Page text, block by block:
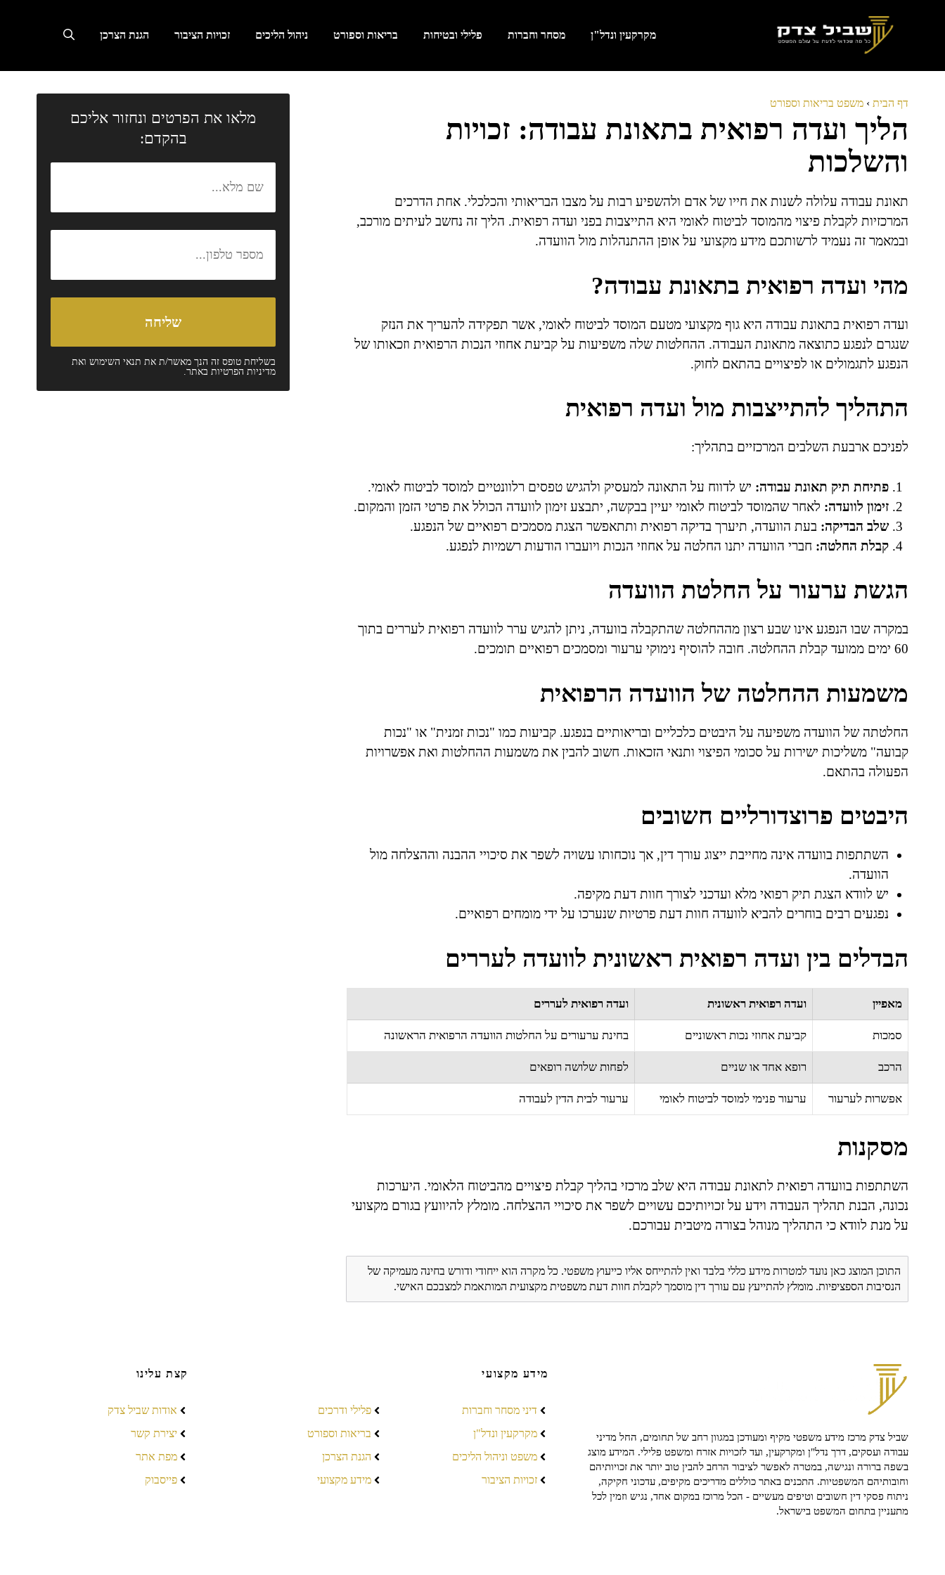
מקרקעין ונדל"ן מסחר וחברות פלילי ובטיחות בריאות וספורט ניהול הליכים זכויות הציבור הגנת הצרכן
דף הבית › משפט בריאות וספורט
הליך ועדה רפואית בתאונת עבודה: זכויות
והשלכות
תאונת עבודה עלולה לשנות את חייו של אדם ולהשפיע רבות על מצבו הבריאותי והכלכלי. אחת הדרכים
המרכזיות לקבלת פיצוי מהמוסד לביטוח לאומי היא התייצבות בפני ועדה רפואית. הליך זה נחשב לעיתים מורכב,
ובמאמר זה נעמיד לרשותכם מידע מקצועי על אופן ההתנהלות מול הוועדה.
מהי ועדה רפואית בתאונת עבודה?
ועדה רפואית בתאונת עבודה היא גוף מקצועי מטעם המוסד לביטוח לאומי, אשר תפקידה להעריך את הנזק
שנגרם לנפגע כתוצאה מתאונת העבודה. ההחלטות שלה משפיעות על קביעת אחוזי הנכות הרפואית וזכאותו של
הנפגע לתגמולים או לפיצויים בהתאם לחוק.
התהליך להתייצבות מול ועדה רפואית
לפניכם ארבעת השלבים המרכזיים בתהליך:
פתיחת תיק תאונת עבודה: יש לדווח על התאונה למעסיק ולהגיש טפסים רלוונטיים למוסד לביטוח לאומי.
זימון לוועדה: לאחר שהמוסד לביטוח לאומי יעיין בבקשה, יתבצע זימון לוועדה הכולל את פרטי הזמן והמקום.
שלב הבדיקה: בעת הוועדה, תיערך בדיקה רפואית ותתאפשר הצגת מסמכים רפואיים של הנפגע.
קבלת החלטה: חברי הוועדה יתנו החלטה על אחוזי הנכות ויועברו הודעות רשמיות לנפגע.
הגשת ערעור על החלטת הוועדה
במקרה שבו הנפגע אינו שבע רצון מההחלטה שהתקבלה בוועדה, ניתן להגיש ערר לוועדה רפואית לעררים בתוך
60 ימים ממועד קבלת ההחלטה. חובה להוסיף נימוקי ערעור ומסמכים רפואיים תומכים.
משמעות ההחלטה של הוועדה הרפואית
החלטתה של הוועדה משפיעה על היבטים כלכליים ובריאותיים בנפגע. קביעות כמו "נכות זמנית" או "נכות
קבועה" משליכות ישירות על סכומי הפיצוי ותנאי הזכאות. חשוב להבין את משמעות ההחלטות ואת אפשרויות
הפעולה בהתאם.
היבטים פרוצדורליים חשובים
השתתפות בוועדה אינה מחייבת ייצוג עורך דין, אך נוכחותו עשויה לשפר את סיכויי ההבנה וההצלחה מול
הוועדה.
יש לוודא הצגת תיק רפואי מלא ועדכני לצורך חוות דעת מקיפה.
נפגעים רבים בוחרים להביא לוועדה חוות דעת פרטיות שנערכו על ידי מומחים רפואיים.
הבדלים בין ועדה רפואית ראשונית לוועדה לעררים
מאפיין ועדה רפואית ראשונית ועדה רפואית לעררים
סמכות קביעת אחוזי נכות ראשוניים בחינת ערעורים על החלטות הוועדה הרפואית הראשונה
הרכב רופא אחד או שניים לפחות שלושה רופאים
אפשרות לערעור ערעור פנימי למוסד לביטוח לאומי ערעור לבית הדין לעבודה
מסקנות
השתתפות בוועדה רפואית לתאונת עבודה היא שלב מרכזי בהליך קבלת פיצויים מהביטוח הלאומי. היערכות
נכונה, הבנת תהליך העבודה וידע על זכויותיכם עשויים לשפר את סיכויי ההצלחה. מומלץ להיוועץ בגורם מקצועי
על מנת לוודא כי התהליך מנוהל בצורה מיטבית עבורכם.
התוכן המוצג כאן נועד למטרות מידע כללי בלבד ואין להתייחס אליו כייעוץ משפטי. כל מקרה הוא ייחודי ודורש בחינה מעמיקה של
הנסיבות הספציפיות. מומלץ להתייעץ עם עורך דין מוסמך לקבלת חוות דעת משפטית מקצועית המותאמת למצבכם האישי.
מלאו את הפרטים ונחזור אליכם
בהקדם:
בשליחת טופס זה הנך מאשר/ת את תנאי השימושואת
מדיניות הפרטיותבאתר.
שביל צדק מרכז מידע משפטי מקיף ומעודכן במגוון רחב של תחומים, החל מדיני
עבודה ועסקים, דרך נדל"ן ומקרקעין, ועד לזכויות אזרח ומשפט פלילי. המידע מוצג
בשפה ברורה ונגישה, במטרה לאפשר לציבור הרחב להבין טוב יותר את זכויותיהם
וחובותיהם המשפטיות. התכנים באתר כוללים מדריכים מקיפים, עדכוני חקיקה,
ניתוח פסקי דין חשובים וטיפים מעשיים - הכל מרוכז במקום אחד, נגיש וזמין לכל
מתעניין בתחום המשפט בישראל.
מידע מקצועי
דיני מסחר וחברות
מקרקעין ונדל"ן
משפט וניהול הליכים
זכויות הציבור
פלילי ודרכים
בריאות וספורט
הגנת הצרכן
מידע מקצועי
קצת עלינו
אודות שביל צדק
יצירת קשר
מפת אתר
פייסבוק